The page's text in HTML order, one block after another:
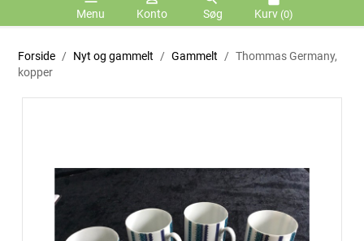
Menu Konto Søg Kurv (0)
Forside Nyt og gammelt Gammelt
Thommas Germany,
kopper